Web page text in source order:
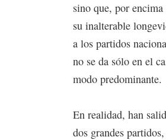
sino que, por
su inalterable
a los partidos
no se da sólo en el
modo predominante.
En realidad, han
dos grandes